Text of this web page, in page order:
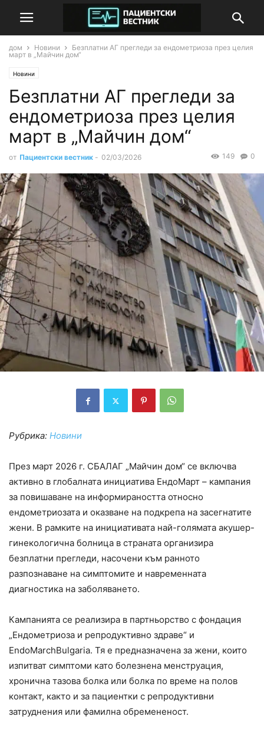
дом Новини
Безплатни АГ прегледи за ендометриоза през целия
март в „Майчин дом“
Новини
Безплатни АГ прегледи за
ендометриоза през целия
март в „Майчин дом“
от Пациентски вестник - 02/03/2026 0
149
Рубрика: Новини
През март 2026 г. СБАЛАГ „Майчин дом“ се включва
активно в глобалната инициатива ЕндоМарт – кампания
за повишаване на информираността относно
ендометриозата и оказване на подкрепа на засегнатите
жени. В рамките на инициативата най-голямата акушер-
гинекологична болница в страната организира
безплатни прегледи, насочени към ранното
разпознаване на симптомите и навременната
диагностика на заболяването.
Кампанията се реализира в партньорство с фондация
„Ендометриоза и репродуктивно здраве“ и
EndoMarchBulgaria. Тя е предназначена за жени, които
изпитват симптоми като болезнена менструация,
хронична тазова болка или болка по време на полов
контакт, както и за пациентки с репродуктивни
затруднения или фамилна обремененост.